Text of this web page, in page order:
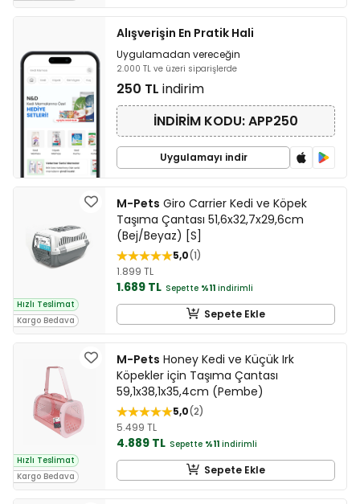
Alışverişin En Pratik Hali
Uygulamadan vereceğin
2.000 TL ve üzeri siparişlerde
250 TL indirim
İNDİRİM KODU: APP250
Uygulamayı indir
Hızlı Teslimat
Kargo Bedava
M-Pets Giro Carrier Kedi ve Köpek
Taşıma Çantası 51,6x32,7x29,6cm
(Bej/Beyaz) [S]
5,0 1
1.899 TL
1.689 TL Sepette %11 indirimli
Sepete Ekle
Hızlı Teslimat
Kargo Bedava
M-Pets Honey Kedi ve Küçük Irk
Köpekler için Taşıma Çantası
59,1x38,1x35,4cm (Pembe)
5,0 2
5.499 TL
4.889 TL Sepette %11 indirimli
Sepete Ekle